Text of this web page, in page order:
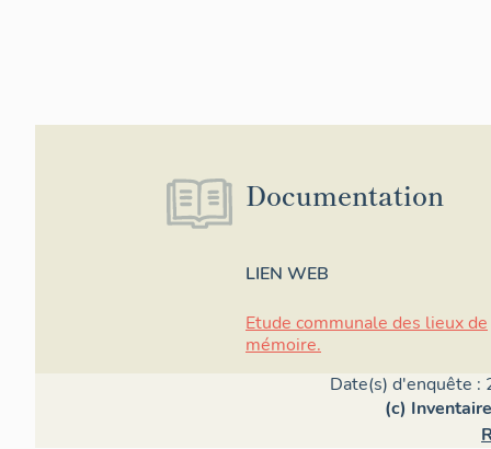
Documentation
LIEN WEB
Etude communale des lieux de
mémoire.
Date(s) d'enquête :
(c)